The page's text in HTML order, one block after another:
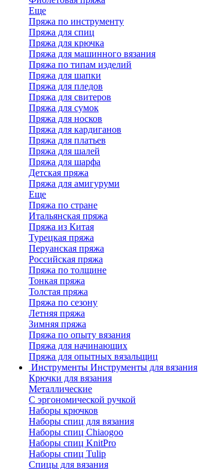
Еще
Пряжа по инструменту
Пряжа для спиц
Пряжа для крючка
Пряжа для машинного вязания
Пряжа по типам изделий
Пряжа для шапки
Пряжа для пледов
Пряжа для свитеров
Пряжа для сумок
Пряжа для носков
Пряжа для кардиганов
Пряжа для платьев
Пряжа для шалей
Пряжа для шарфа
Детская пряжа
Пряжа для амигуруми
Еще
Пряжа по стране
Итальянская пряжа
Пряжа из Китая
Турецкая пряжа
Перуанская пряжа
Российская пряжа
Пряжа по толщине
Тонкая пряжа
Толстая пряжа
Пряжа по сезону
Летняя пряжа
Зимняя пряжа
Пряжа по опыту вязания
Пряжа для начинающих
Пряжа для опытных вязальщиц
Инструменты Инструменты для вязания
Крючки для вязания
Металлические
С эргономической ручкой
Наборы крючков
Наборы спиц для вязания
Наборы спиц Chiaogoo
Наборы спиц KnitPro
Наборы спиц Tulip
Спицы для вязания